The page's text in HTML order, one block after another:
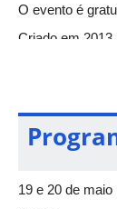
O evento é
Criado em
19 e 20 de maio